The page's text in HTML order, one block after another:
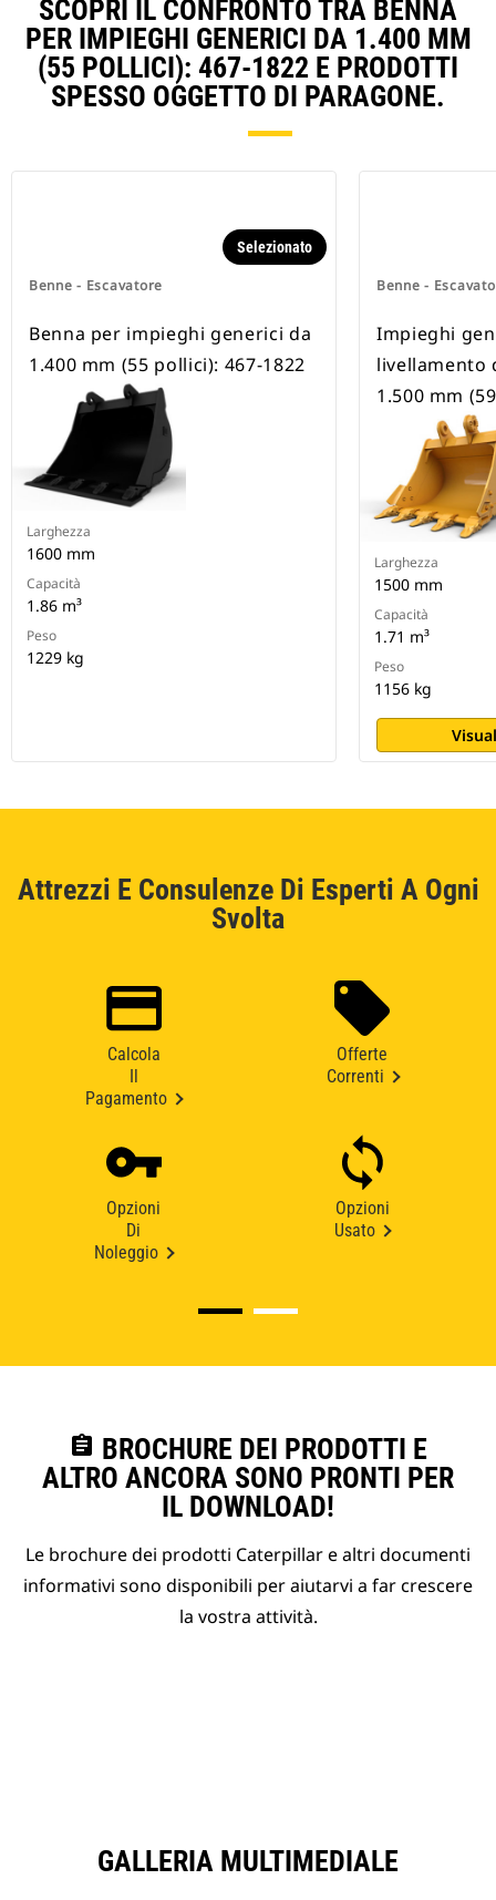
SCOPRI IL CONFRONTO TRA BENNA
PER IMPIEGHI GENERICI DA 1.400 MM
(55 POLLICI): 467-1822 E PRODOTTI
SPESSO OGGETTO DI PARAGONE.
Benne - Escavatore
Selezionato
Benna per impieghi generici da
1.400 mm (55 pollici): 467-1822
Larghezza
1600 mm
Capacità
1.86 m³
Peso
1229 kg
Benne -
Impieghi
livellamento
1.500 mm
Larghezza
1500 mm
Capacità
1.71 m³
Peso
1156 kg
Attrezzi E Consulenze Di Esperti A Ogni
Svolta
Calcola
Pagamento
Offerte
Correnti
Opzioni
Di
Noleggio
Opzioni
Usato
assignment BROCHURE DEI PRODOTTI E
ALTRO ANCORA SONO PRONTI PER
IL DOWNLOAD!
Le brochure dei prodotti Caterpillar e altri documenti
informativi sono disponibili per aiutarvi a far crescere
la vostra attività.
GALLERIA MULTIMEDIALE